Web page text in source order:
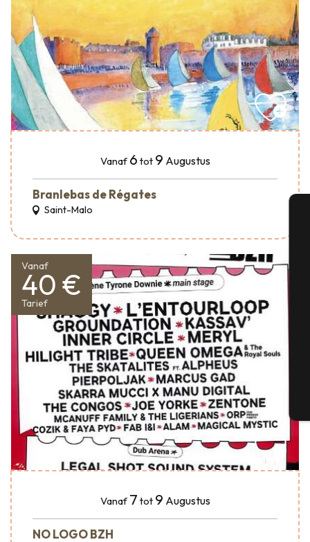
Vanaf 6 tot 9 Augustus
Branlebas de Régates
Saint-Malo
Vanaf
40 €
Tarief
Vanaf 7 tot 9 Augustus
NO LOGO BZH